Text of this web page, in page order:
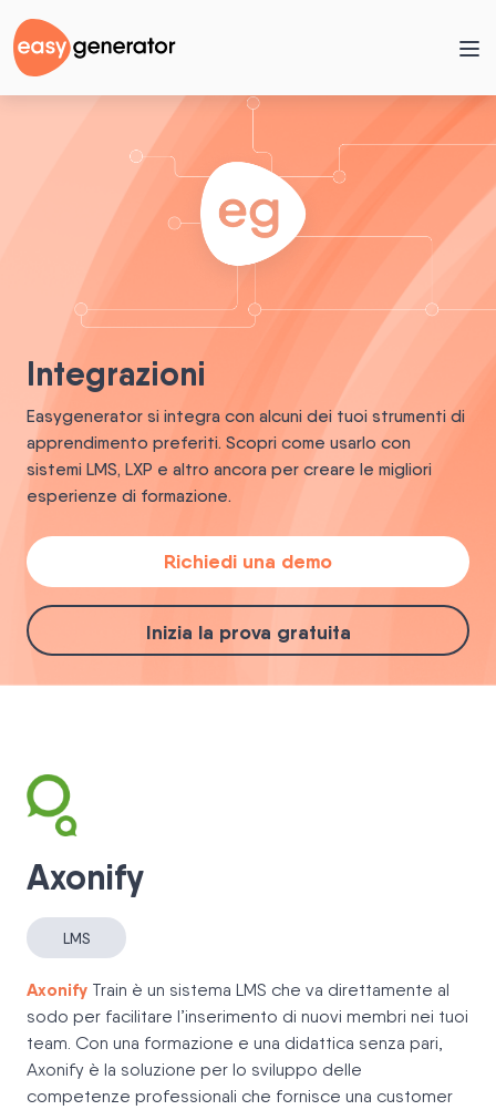
Integrazioni
Easygenerator si integra con alcuni dei tuoi strumenti di
apprendimento preferiti. Scopri come usarlo con
sistemi LMS, LXP e altro ancora per creare le migliori
esperienze di formazione.
Richiedi una demo
Inizia la prova gratuita
Axonify
LMS
Axonify Train è un sistema LMS che va direttamente al
sodo per facilitare l’inserimento di nuovi membri nei tuoi
team. Con una formazione e una didattica senza pari,
Axonify è la soluzione per lo sviluppo delle
competenze professionali che fornisce una customer